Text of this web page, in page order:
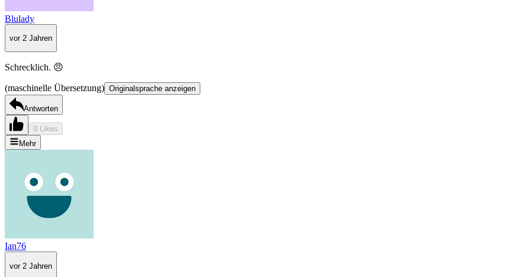
Blulady
vor 2 Jahren
Schrecklich. 😠
(maschinelle Übersetzung) Originalsprache anzeigen
Antworten
0 Likes
Mehr
Ian76
vor 2 Jahren